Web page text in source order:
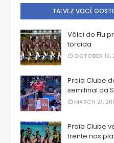
TALVEZ VOCÊ
Vôlei do Flu
torcida
OCTOBER 10,
Praia Clube
semifinal da
MARCH 21,
Praia Clube
frente nos